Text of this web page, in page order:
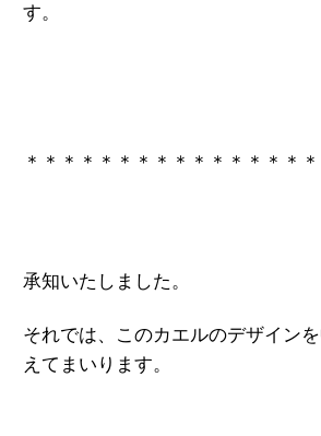
す。
＊＊＊＊＊＊＊＊＊＊＊＊＊＊＊＊
承知いたしました。
それでは、このカエルのデザイン
えてまいります。